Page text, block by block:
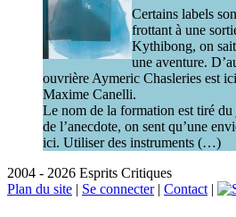
Certains labels
frottant à une
Kythibong, on sait
une aventure.
ouvrière Aymeric Chasleries est
Maxime Canelli.
Le nom de la formation est tiré
de l’anecdote, on sent qu’une
ici. Utiliser des instruments (…)
2004 - 2026 Esprits Critiques
Plan du site | Se connecter| Contact |